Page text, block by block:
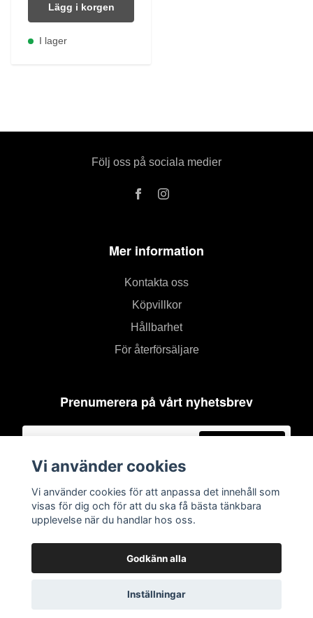
Lägg i korgen
I lager
Följ oss på sociala medier
Mer information
Kontakta oss
Köpvillkor
Hållbarhet
För återförsäljare
Prenumerera på vårt nyhetsbrev
© 2026 Anneko Design Sweden–Powered by Quickbutik
Vi använder cookies
Vi använder cookies för att anpassa det innehåll som
visas för dig och för att du ska få bästa tänkbara
upplevelse när du handlar hos oss.
Godkänn alla
Inställningar